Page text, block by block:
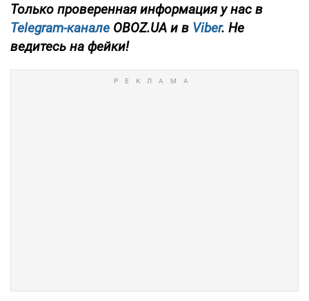
Только проверенная информация у нас в
Telegram-канале OBOZ.UA и в Viber. Не
ведитесь на фейки!